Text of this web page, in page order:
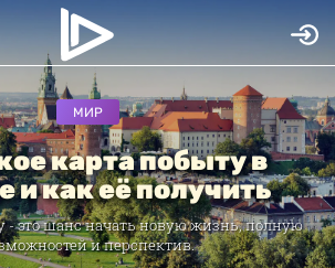
МИР
карта побыту в
и как её получить
- это шанс начать новую жизнь, полную
и перспектив.